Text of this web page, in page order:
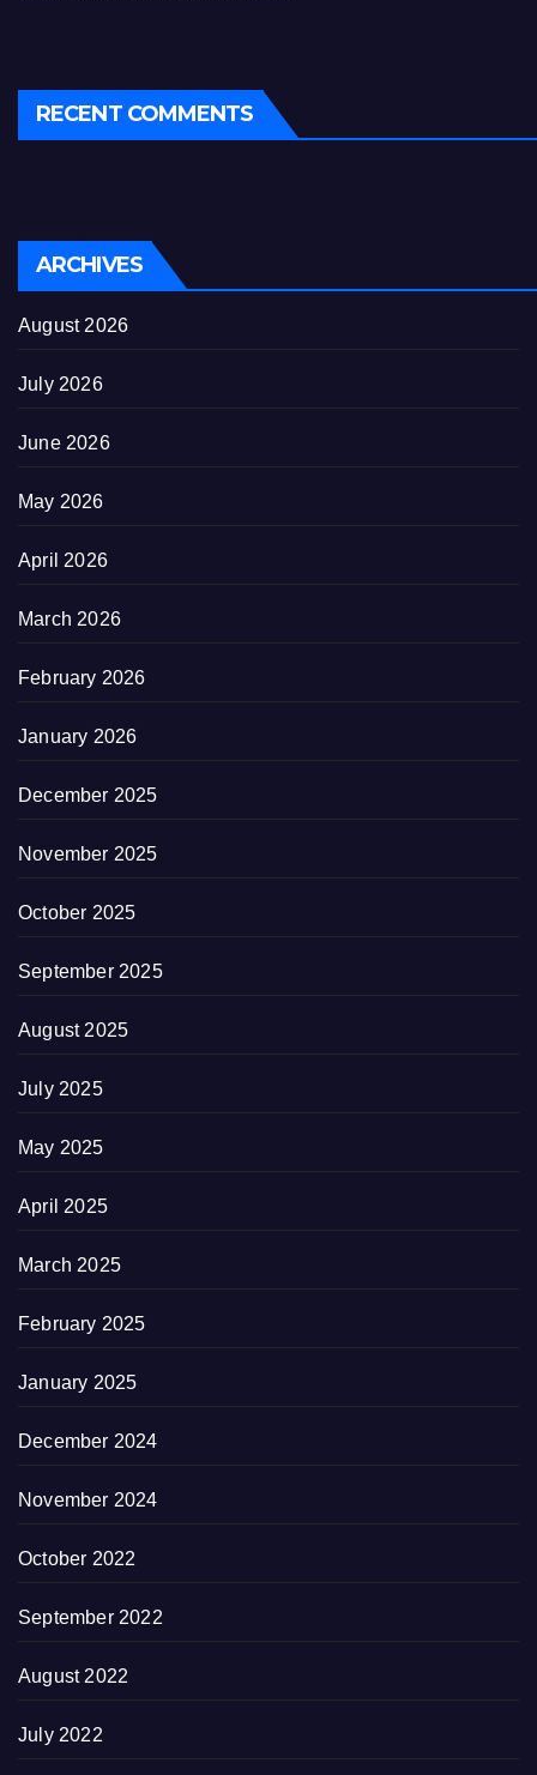
RECENT COMMENTS
ARCHIVES
August 2026
July 2026
June 2026
May 2026
April 2026
March 2026
February 2026
January 2026
December 2025
November 2025
October 2025
September 2025
August 2025
July 2025
May 2025
April 2025
March 2025
February 2025
January 2025
December 2024
November 2024
October 2022
September 2022
August 2022
July 2022